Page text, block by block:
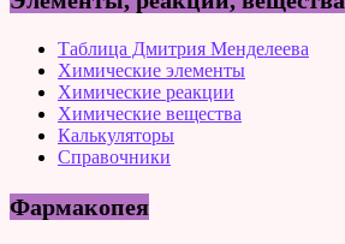
Таблица Дмитрия Менделеева
Химические элементы
Химические реакции
Химические вещества
Калькуляторы
Справочники
Фармакопея